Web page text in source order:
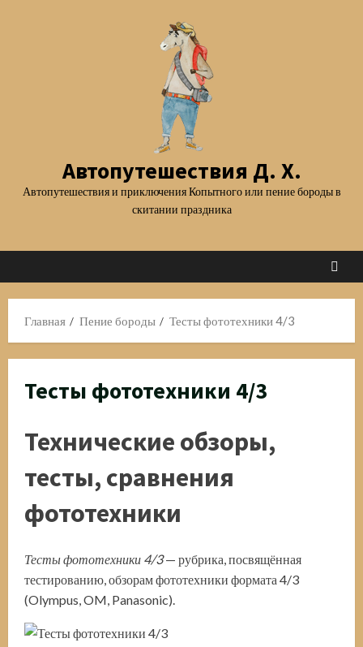
Автопутешествия Д. Х.
Автопутешествия и приключения Копытного или пение бороды в
скитании праздника
Главная Пение бороды Тесты фототехники 4/3
Тесты фототехники 4/3
Технические обзоры,
тесты, сравнения
фототехники
Тесты фототехники 4/3— рубрика, посвящённая
тестированию, обзорам фототехники формата 4/3
(Olympus, OM, Panasonic).